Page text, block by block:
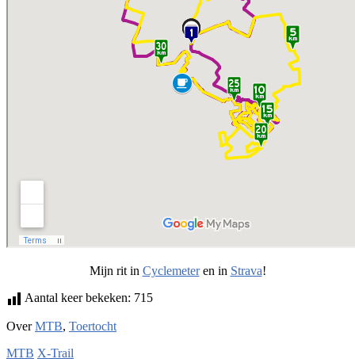
Mijn rit in Cyclemeteren in Strava!
Aantal keer bekeken: 715
OverMTB, Toertocht
MTB X-Trail